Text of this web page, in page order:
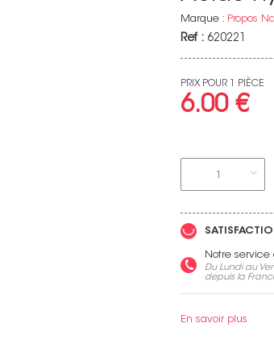
Voir toutes nos marques
Marque : Propos
Ref : 620221
PRIX POUR 1 PIÈCE
6.00 €
1
Notre
Du Lundi au
depuis la
En savoir plus